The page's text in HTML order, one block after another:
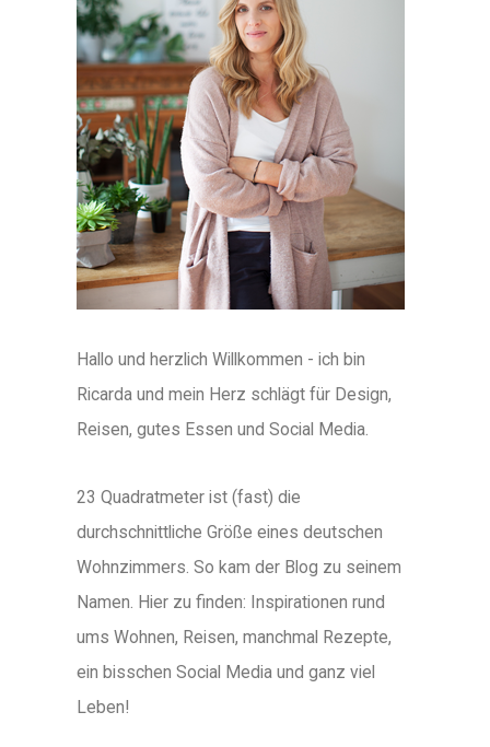
Hallo und herzlich Willkommen - ich bin
Ricarda und mein Herz schlägt für Design,
Reisen, gutes Essen und Social Media.
23 Quadratmeter ist (fast) die
durchschnittliche Größe eines deutschen
Wohnzimmers. So kam der Blog zu seinem
Namen. Hier zu finden: Inspirationen rund
ums Wohnen, Reisen, manchmal Rezepte,
ein bisschen Social Media und ganz viel
Leben!